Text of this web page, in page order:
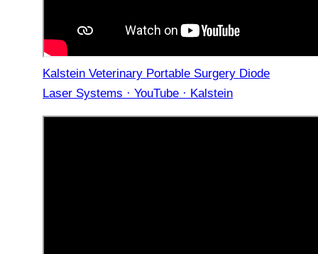
Kalstein Veterinary Portable Surgery Diode
Laser Systems · YouTube · Kalstein